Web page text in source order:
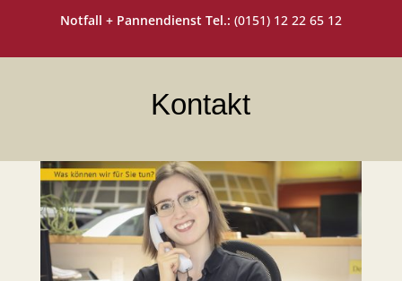
Notfall + Pannendienst Tel.: (0151) 12 22 65 12
Kontakt